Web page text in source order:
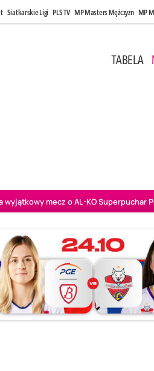
Siatkarskie Ligi PLS TV MP Masters Mężczyzn MP
TABELA
mecz o AL-KO Superpuchar